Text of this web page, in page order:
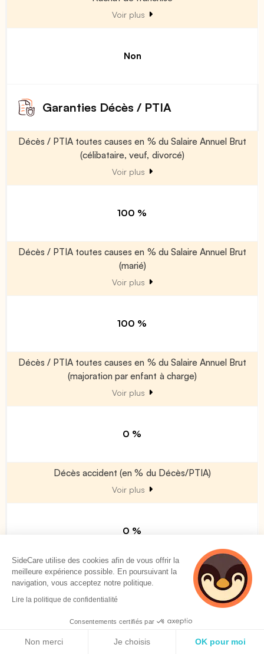
Voir plus
Non
Garanties Décès / PTIA
Décès / PTIA toutes causes en % du Salaire Annuel Brut
(célibataire, veuf, divorcé)
Voir plus
100 %
Décès / PTIA toutes causes en % du Salaire Annuel Brut
(marié)
Voir plus
100 %
Décès / PTIA toutes causes en % du Salaire Annuel Brut
(majoration par enfant à charge)
Voir plus
0 %
Décès accident (en % du Décès/PTIA)
Voir plus
0 %
Décès double effet (en % Décès / PTIA)
Voir plus
0 %
SideCare utilise des cookies afin de vous offrir la
meilleure expérience possible. En poursuivant la
navigation, vous acceptez notre politique.
Lire la politique de confidentialité
Consentements certifiés par
Non merci Je choisis OK pour moi